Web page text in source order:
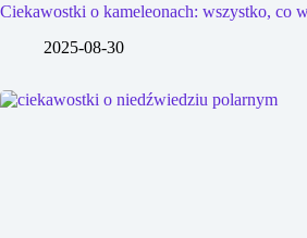
Ciekawostki o kameleonach: wszystko, co
2025-08-30